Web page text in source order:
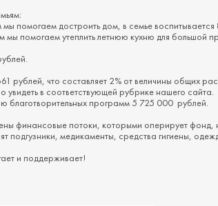
помогаем достроить дом, в семье
помогаем утеплить летнюю кухню для большой
рублей, что составляет 2% от величины общих
в соответствующей рубрике нашего сайта.
благотворительных программ 5 725 000 рублей.
финансовые потоки, которыми оперирует
медикаменты, средства гигиены,
и поддерживает!